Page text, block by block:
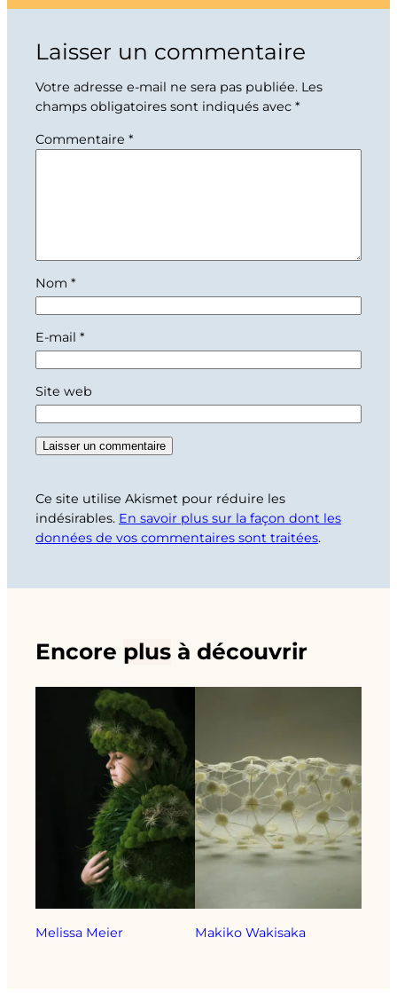
Laisser un commentaire
Votre adresse e-mail ne sera pas publiée. Les
champs obligatoires sont indiqués avec *
Commentaire *
Nom *
E-mail *
Site web
Ce site utilise Akismet pour réduire les
indésirables. En savoir plus sur la façon dont les
données de vos commentaires sont traitées.
Encore plus à découvrir
Melissa Meier Makiko Wakisaka